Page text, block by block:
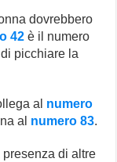
dovrebbero
42 è il numero
picchiare la
al numero
al numero 83.
presenza di altre